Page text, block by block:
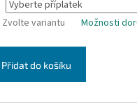
Zvolte variantu Možnosti
Přidat do košíku